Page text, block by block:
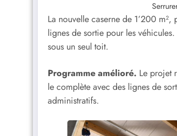
La nouvelle caserne de 1’200
lignes de sortie pour les
sous un seul toit.
Programme amélioré. Le projet
le complète avec des lignes de
administratifs.